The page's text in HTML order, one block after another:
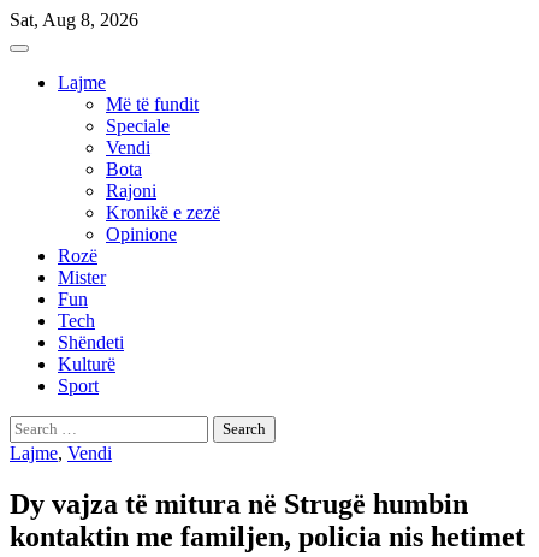
Skip
to
Sat, Aug 8, 2026
Lajme
Më të fundit
Speciale
Vendi
Bota
Rajoni
Kronikë e zezë
Opinione
Rozë
Mister
Fun
Tech
Shëndeti
Kulturë
Sport
Search
for:
Lajme, Vendi
Dy vajza të mitura në Strugë humbin
kontaktin me familjen, policia nis hetimet